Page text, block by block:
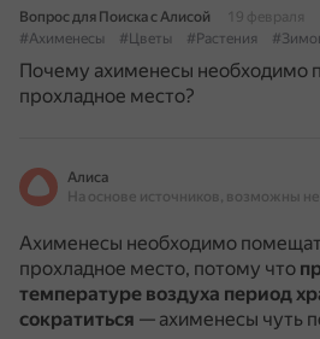
Вопрос для Поиска с Алисой
19 февраля
#Ахименесы
#Цветы #Растения
Почему ахименесы необходимо
прохладное место?
Алиса
Ахименесы необходимо
прохладное место, потому что
температуре воздуха период
сократиться — ахименесы чуть